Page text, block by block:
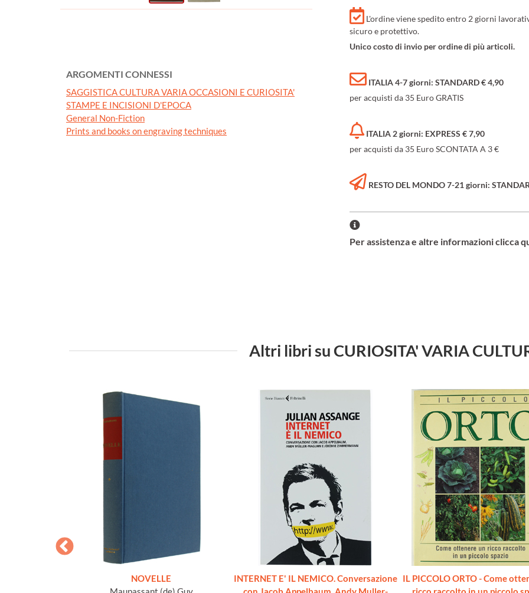
ARGOMENTI CONNESSI
SAGGISTICA CULTURA VARIA OCCASIONI E CURIOSITA'
STAMPE E INCISIONI D'EPOCA
General Non-Fiction
Prints and books on engraving techniques
L'ordine viene spedito entro 2 giorni
sicuro e protettivo.
Unico costo di invio per ordine di più articoli.
ITALIA 4-7 giorni: STANDARD € 4,90
per acquisti da 35 Euro GRATIS
ITALIA 2 giorni: EXPRESS € 7,90
per acquisti da 35 Euro SCONTATA A 3 €
RESTO DEL MONDO 7-21 giorni:
Per assistenza e altre informazioni clicca
Altri libri su CURIOSITA' VARIA
NOVELLE
INTERNET E' IL NEMICO. Conversazione IL PICCOLO ORTO - Come